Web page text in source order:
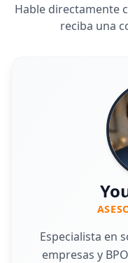
Hable directamente
reciba una
Especialista en
empresas y